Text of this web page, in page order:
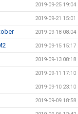
2019-09-25 19:04
2019-09-21 15:01
2019-09-18 08:04
2019-09-15 15:17
2019-09-13 08:18
2019-09-11 17:10
2019-09-10 23:10
2019-09-09 18:58